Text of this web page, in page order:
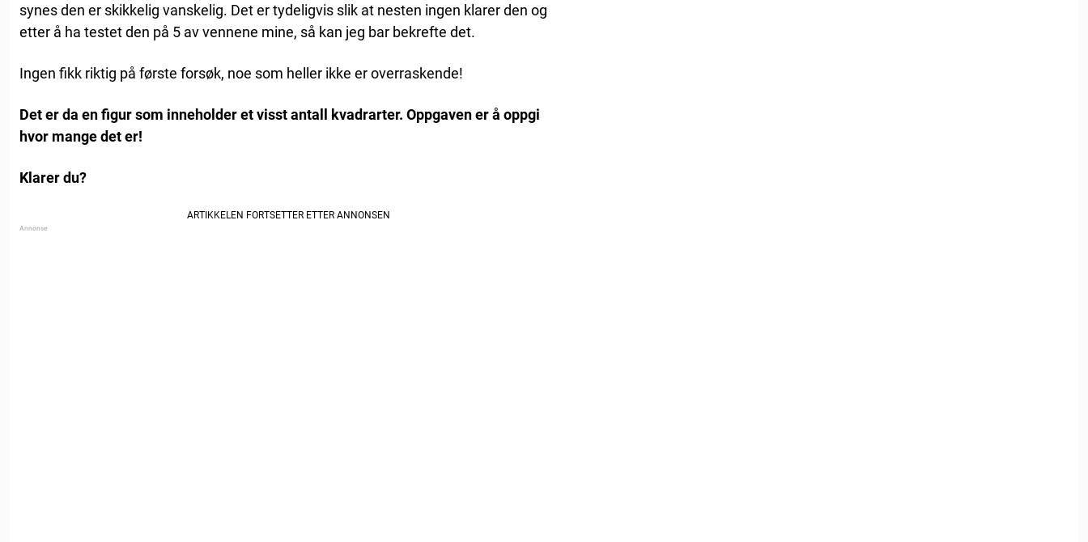
synes den er skikkelig vanskelig. Det er tydeligvis slik at nesten ingen klarer den og
etter å ha testet den på 5 av vennene mine, så kan jeg bar bekrefte det.
Ingen fikk riktig på første forsøk, noe som heller ikke er overraskende!
Det er da en figur som inneholder et visst antall kvadrarter. Oppgaven er å oppgi
hvor mange det er!
Klarer du?